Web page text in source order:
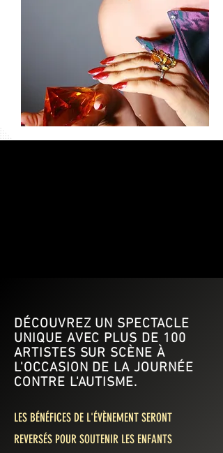
DÉCOUVREZ UN SPECTACLE
UNIQUE AVEC PLUS DE 100
ARTISTES SUR SCÈNE À
L'OCCASION DE LA JOURNÉE
CONTRE L'AUTISME.
LES BÉNÉFICES DE L'ÉVÈNEMENT SERONT
REVERSÉS POUR SOUTENIR LES ENFANTS